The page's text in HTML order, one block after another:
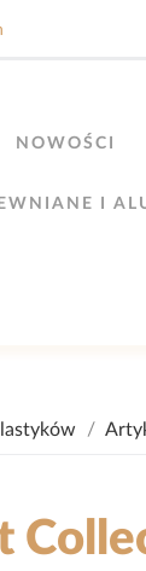
NOWOŚCI
I